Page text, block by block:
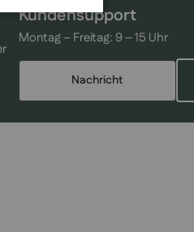
Kundensupport
Montag – Freitag: 9 – 15 Uhr
Nachricht